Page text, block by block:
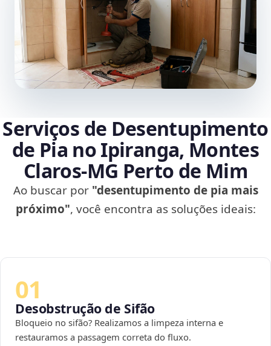
Serviços de Desentupimento
de Pia no Ipiranga, Montes
Claros‑MG Perto de Mim
Ao buscar por "desentupimento de pia mais
próximo", você encontra as soluções ideais:
01
Desobstrução de Sifão
Bloqueio no sifão? Realizamos a limpeza interna e
restauramos a passagem correta do fluxo.